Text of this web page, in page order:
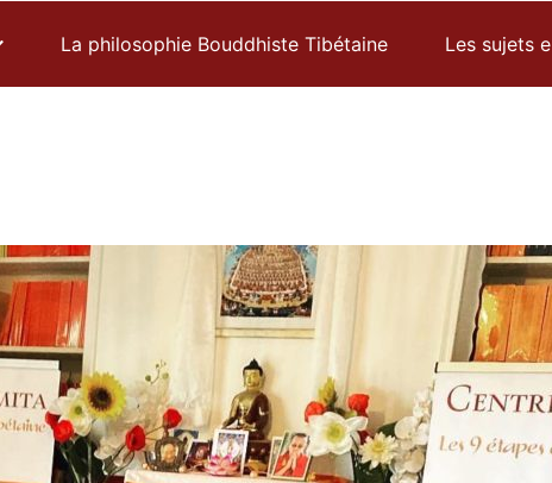
La philosophie Bouddhiste Tibétaine Les sujets